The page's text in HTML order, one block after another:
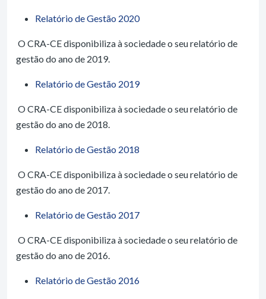
Relatório de Gestão 2020
O CRA-CE disponibiliza à sociedade o seu relatório de
gestão do ano de 2019.
Relatório de Gestão 2019
O CRA-CE disponibiliza à sociedade o seu relatório de
gestão do ano de 2018.
Relatório de Gestão 2018
O CRA-CE disponibiliza à sociedade o seu relatório de
gestão do ano de 2017.
Relatório de Gestão 2017
O CRA-CE disponibiliza à sociedade o seu relatório de
gestão do ano de 2016.
Relatório de Gestão 2016